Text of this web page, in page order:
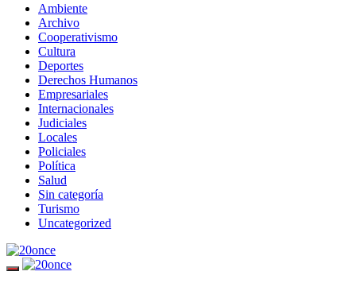
Ambiente
Archivo
Cooperativismo
Cultura
Deportes
Derechos Humanos
Empresariales
Internacionales
Judiciales
Locales
Policiales
Política
Salud
Sin categoría
Turismo
Uncategorized